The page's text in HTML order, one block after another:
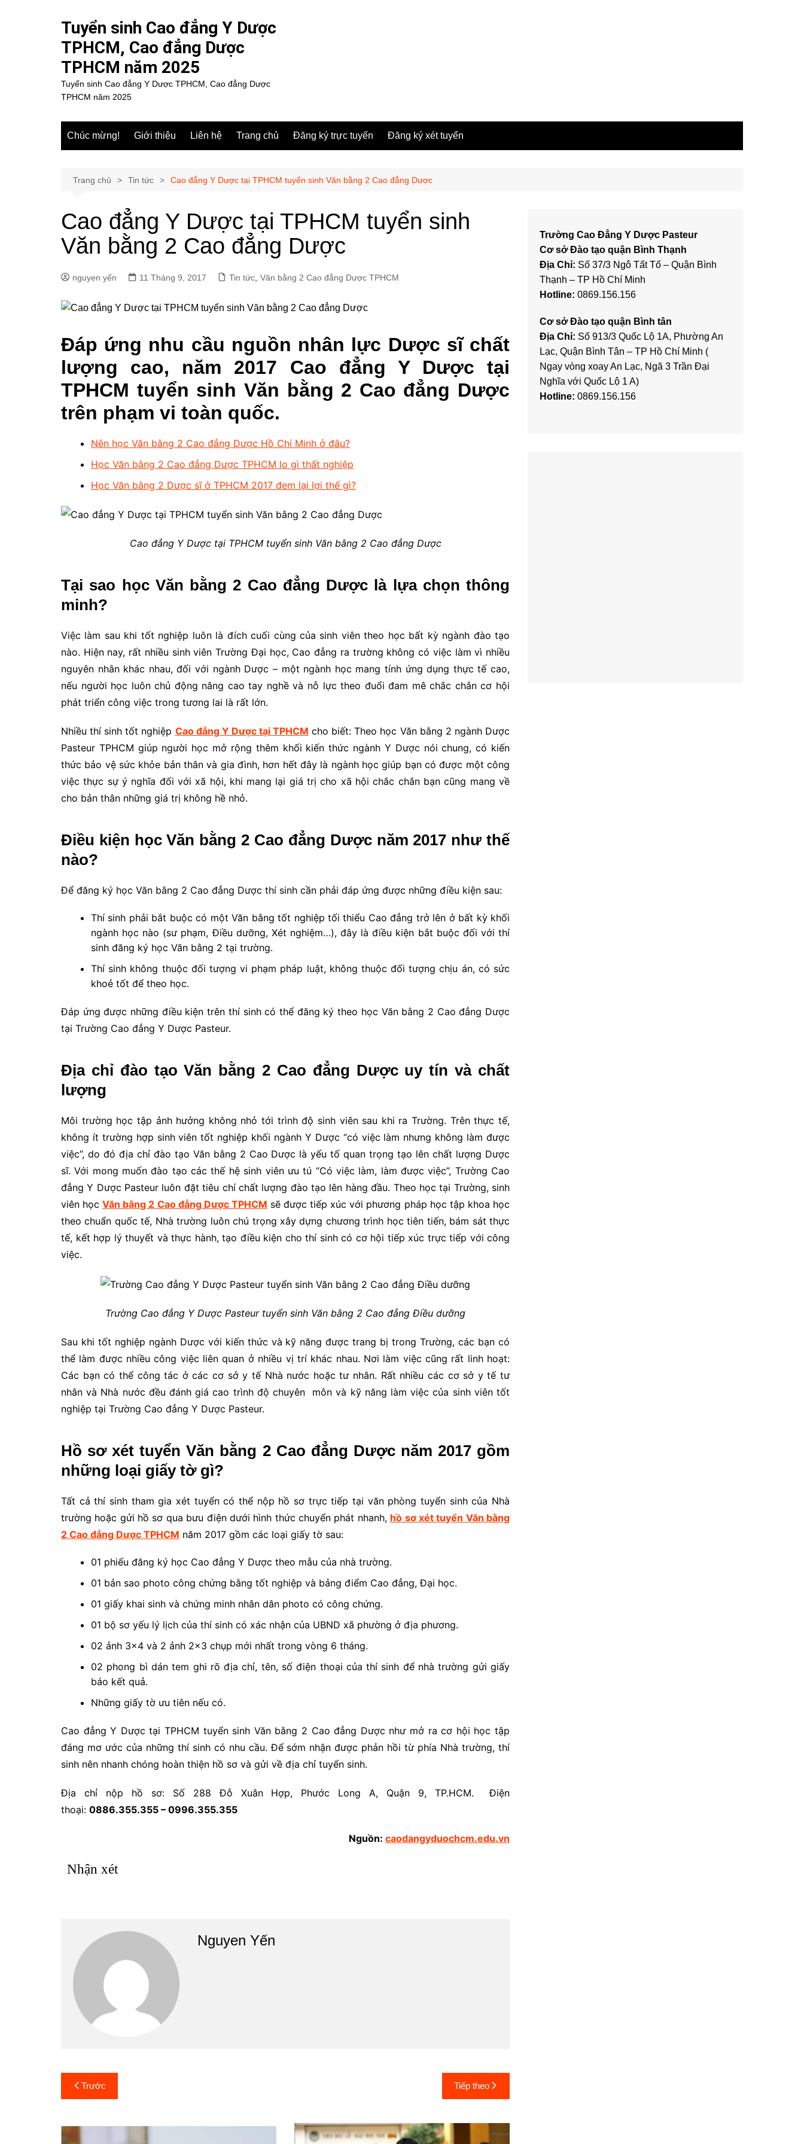
Tuyển sinh Cao đẳng Y Dược
TPHCM, Cao đẳng Dược
TPHCM năm 2025
Tuyển sinh Cao đẳng Y Dược TPHCM, Cao đẳng Dược
TPHCM năm 2025
Chúc mừng! Giới thiệu Liên hệ Trang chủ Đăng ký trực tuyến Đăng ký xét tuyển
Trang chủ Tin tức Cao đẳng Y Dược tại TPHCM tuyển sinh Văn bằng 2 Cao đẳng Dược
Cao đẳng Y Dược tại TPHCM tuyển sinh
Văn bằng 2 Cao đẳng Dược
nguyen yến 11 Tháng 9, 2017 Tin tức Văn bằng 2 Cao đẳng Dược TPHCM
Đáp ứng nhu cầu nguồn nhân lực Dược sĩ chất
lượng cao, năm 2017 Cao đẳng Y Dược tại
TPHCM tuyển sinh Văn bằng 2 Cao đẳng Dược
trên phạm vi toàn quốc.
Nên học Văn bằng 2 Cao đẳng Dược Hồ Chí Minh ở đâu?
Học Văn bằng 2 Cao đẳng Dược TPHCM lo gì thất nghiệp
Học Văn bằng 2 Dược sĩ ở TPHCM 2017 đem lại lợi thế gì?
Cao đẳng Y Dược tại TPHCM tuyển sinh Văn bằng 2 Cao đẳng Dược
Tại sao học Văn bằng 2 Cao đẳng Dược là lựa chọn thông
minh?
Việc làm sau khi tốt nghiệp luôn là đích cuối cùng của sinh viên theo học bất kỳ ngành đào tạo
nào. Hiện nay, rất nhiều sinh viên Trường Đại học, Cao đẳng ra trường không có việc làm vì nhiều
nguyên nhân khác nhau, đối với ngành Dược – một ngành học mang tính ứng dụng thực tế cao,
nếu người học luôn chủ động nâng cao tay nghề và nỗ lực theo đuổi đam mê chắc chắn cơ hội
phát triển công việc trong tương lai là rất lớn.
Nhiều thí sinh tốt nghiệp Cao đẳng Y Dược tại TPHCM cho biết: Theo học Văn bằng 2 ngành Dược
Pasteur TPHCM giúp người học mở rộng thêm khối kiến thức ngành Y Dược nói chung, có kiến
thức bảo vệ sức khỏe bản thân và gia đình, hơn hết đây là ngành học giúp bạn có được một công
việc thực sự ý nghĩa đối với xã hội, khi mang lại giá trị cho xã hội chắc chắn bạn cũng mang về
cho bản thân những giá trị không hề nhỏ.
Điều kiện học Văn bằng 2 Cao đẳng Dược năm 2017 như thế
nào?
Để đăng ký học Văn bằng 2 Cao đẳng Dược thí sinh cần phải đáp ứng được những điều kiện sau:
Thí sinh phải bắt buộc có một Văn bằng tốt nghiệp tối thiểu Cao đẳng trở lên ở bất kỳ khối
ngành học nào (sư phạm, Điều dưỡng, Xét nghiệm…), đây là điều kiện bắt buộc đối với thí
sinh đăng ký học Văn bằng 2 tại trường.
Thí sinh không thuộc đối tượng vi phạm pháp luật, không thuộc đối tượng chịu án, có sức
khoẻ tốt để theo học.
Đáp ứng được những điều kiện trên thí sinh có thể đăng ký theo học Văn bằng 2 Cao đẳng Dược
tại Trường Cao đẳng Y Dược Pasteur.
Địa chỉ đào tạo Văn bằng 2 Cao đẳng Dược uy tín và chất
lượng
Môi trường học tập ảnh hưởng không nhỏ tới trình độ sinh viên sau khi ra Trường. Trên thực tế,
không ít trường hợp sinh viên tốt nghiệp khối ngành Y Dược “có việc làm nhưng không làm được
việc”, do đó địa chỉ đào tạo Văn bằng 2 Cao Dược là yếu tố quan trọng tạo lên chất lượng Dược
sĩ. Với mong muốn đào tạo các thế hệ sinh viên ưu tú “Có việc làm, làm được việc”, Trường Cao
đẳng Y Dược Pasteur luôn đặt tiêu chí chất lượng đào tạo lên hàng đầu. Theo học tại Trường, sinh
viên họcVăn bằng 2 Cao đẳng Dược TPHCM sẽ được tiếp xúc với phương pháp học tập khoa học
theo chuẩn quốc tế, Nhà trường luôn chú trọng xây dựng chương trình học tiên tiến, bám sát thực
tế, kết hợp lý thuyết và thực hành, tạo điều kiện cho thí sinh có cơ hội tiếp xúc trực tiếp với công
việc.
Trường Cao đẳng Y Dược Pasteur tuyển sinh Văn bằng 2 Cao đẳng Điều dưỡng
Sau khi tốt nghiệp ngành Dược với kiến thức và kỹ năng được trang bị trong Trường, các bạn có
thể làm được nhiều công việc liên quan ở nhiều vị trí khác nhau. Nơi làm việc cũng rất linh hoạt:
Các bạn có thể công tác ở các cơ sở y tế Nhà nước hoặc tư nhân. Rất nhiều các cơ sở y tế tư
nhân và Nhà nước đều đánh giá cao trình độ chuyên môn và kỹ năng làm việc của sinh viên tốt
nghiệp tại Trường Cao đẳng Y Dược Pasteur.
Hồ sơ xét tuyển Văn bằng 2 Cao đẳng Dược năm 2017 gồm
những loại giấy tờ gì?
Tất cả thí sinh tham gia xét tuyển có thể nộp hồ sơ trực tiếp tại văn phòng tuyển sinh của Nhà
trường hoặc gửi hồ sơ qua bưu điện dưới hình thức chuyển phát nhanh, hồ sơ xét tuyển Văn bằng
2 Cao đẳng Dược TPHCM năm 2017 gồm các loại giấy tờ sau:
01 phiếu đăng ký học Cao đẳng Y Dược theo mẫu của nhà trường.
01 bản sao photo công chứng bằng tốt nghiệp và bảng điểm Cao đẳng, Đại học.
01 giấy khai sinh và chứng minh nhân dân photo có công chứng.
01 bộ sơ yếu lý lịch của thí sinh có xác nhận của UBND xã phường ở địa phương.
02 ảnh 3×4 và 2 ảnh 2×3 chụp mới nhất trong vòng 6 tháng.
02 phong bì dán tem ghi rõ địa chỉ, tên, số điện thoại của thí sinh để nhà trường gửi giấy
báo kết quả.
Những giấy tờ ưu tiên nếu có.
Cao đẳng Y Dược tại TPHCM tuyển sinh Văn bằng 2 Cao đẳng Dược như mở ra cơ hội học tập
đáng mơ ước của những thí sinh có nhu cầu. Để sớm nhận được phản hồi từ phía Nhà trường, thí
sinh nên nhanh chóng hoàn thiện hồ sơ và gửi về địa chỉ tuyển sinh.
Địa chỉ nộp hồ sơ: Số 288 Đỗ Xuân Hợp, Phước Long A, Quận 9, TP.HCM.
Điện
thoại: 0886.355.355 – 0996.355.355
Nguồn: caodangyduochcm.edu.vn
Nhận xét
Nguyen Yến
Điều
hướng
bài
Trước Tiếp theo
Trường Cao Đẳng Y Dược Pasteur
Cơ sở Đào tạo quận Bình Thạnh
Địa Chỉ: Số 37/3 Ngô Tất Tố – Quận Bình
Thạnh – TP Hồ Chí Minh
Hotline: 0869.156.156
Cơ sở Đào tạo quận Bình tân
Địa Chỉ: Số 913/3 Quốc Lộ 1A, Phường An
Lạc, Quận Bình Tân – TP Hồ Chí Minh (
Ngay vòng xoay An Lạc, Ngã 3 Trần Đại
Nghĩa với Quốc Lộ 1 A)
Hotline: 0869.156.156